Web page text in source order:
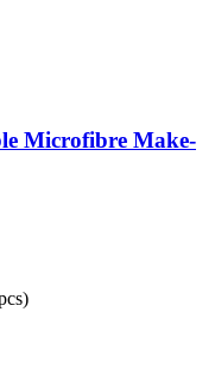
Microfibre Make-​